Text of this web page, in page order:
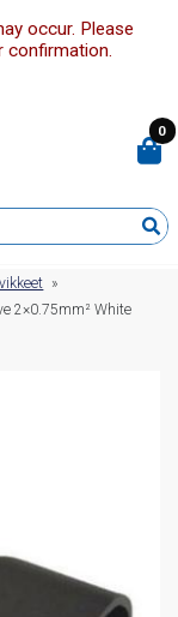
occur. Please
confirmation.
0
»
2×0.75mm² White